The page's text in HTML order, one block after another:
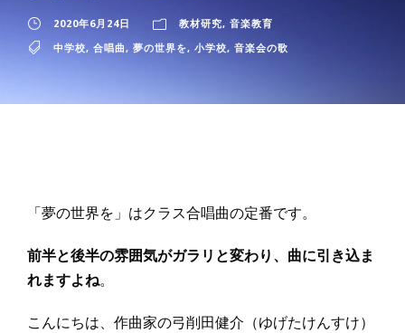
2020年6月24日 教材研究, 音楽教育
中学校, 合唱曲, 夢の世界を, 小学校, 音楽会の歌
「夢の世界を」はクラス合唱曲の定番です。
前半と後半の雰囲気がガラリと変わり、曲に引き込ま
れますよね。
こんにちは、作曲家の弓削田健介（ゆげたけんすけ）